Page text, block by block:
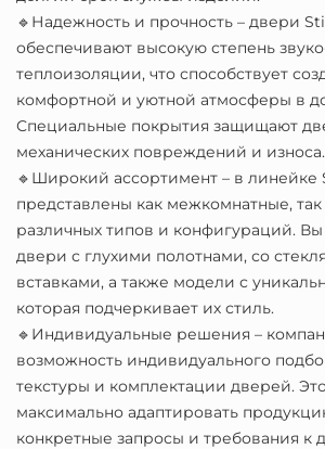
🔹Надежность и прочность – двери
обеспечивают высокую степень
теплоизоляции, что способствует
комфортной и уютной атмосферы в
Специальные покрытия защищают
механических повреждений и износа.
🔹Широкий ассортимент – в линейке
представлены как межкомнатные,
различных типов и конфигураций.
двери с глухими полотнами, со
вставками, а также модели с
которая подчеркивает их стиль.
🔹Индивидуальные решения –
возможность индивидуального
текстуры и комплектации дверей.
максимально адаптировать
конкретные запросы и требования к